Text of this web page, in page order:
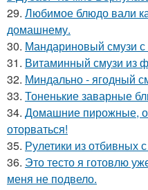
29. Любимое блюдо вали
домашнему.
30. Мандариновый смузи
31. Витаминный смузи из
32. Миндально - ягодный
33. Тоненькие заварные
34. Домашние пирожные,
оторваться!
35. Рулетики из отбивных
36. Это тесто я готовлю
меня не подвело.